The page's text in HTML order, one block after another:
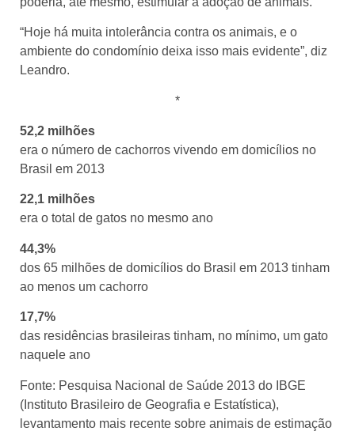
“Hoje há muita intolerância contra os animais, e o
ambiente do condomínio deixa isso mais evidente”, diz
Leandro.
*
52,2 milhões
era o número de cachorros vivendo em domicílios no
Brasil em 2013
22,1 milhões
era o total de gatos no mesmo ano
44,3%
dos 65 milhões de domicílios do Brasil em 2013 tinham
ao menos um cachorro
17,7%
das residências brasileiras tinham, no mínimo, um gato
naquele ano
Fonte: Pesquisa Nacional de Saúde 2013 do IBGE
(Instituto Brasileiro de Geografia e Estatística),
levantamento mais recente sobre animais de estimação